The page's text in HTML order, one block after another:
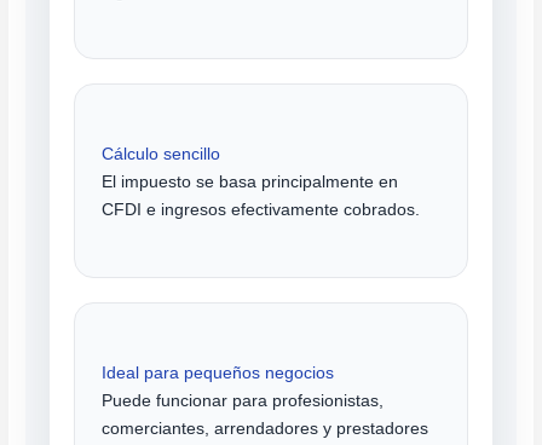
Cálculo sencillo
El impuesto se basa principalmente en
CFDI e ingresos efectivamente cobrados.
Ideal para pequeños negocios
Puede funcionar para profesionistas,
comerciantes, arrendadores y prestadores